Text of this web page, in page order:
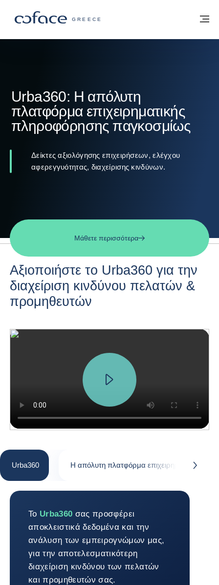
COFACE FOR TRADE - ΙΣΤΟΣΕΛΊΔΑ
GREECE
Πίσω στην Αρχική
Urba360: Η απόλυτη
πλατφόρμα επιχειρηματικής
πληροφόρησης παγκοσμίως
Δείκτες αξιολόγησης επιχειρήσεων, ελέγχου
αφερεγγυότητας, διαχείρισης κινδύνων.
Μάθετε περισσότερα
Αξιοποιήστε το Urba360 για την
διαχείριση κινδύνου πελατών &
προμηθευτών
Urba360 Η απόλυτη πλατφόρμα επιχειρηματικής
button.next
Urba360
Το Urba360 σας προσφέρει
αποκλειστικά δεδομένα και την
ανάλυση των εμπειρογνώμων μας,
για την αποτελεσματικότερη
διαχείριση κινδύνου των πελατών
και προμηθευτών σας.